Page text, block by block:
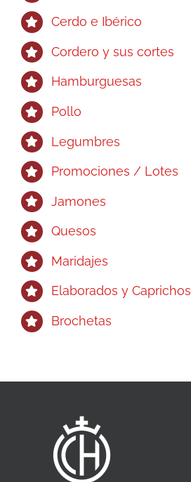
Cerdo e Ibérico
Cordero y sus cortes
Hamburguesas
Pollo
Legumbres
Promociones / Lotes
Jamones
Quesos
Maridajes
Elaborados y Caprichos
Brochetas